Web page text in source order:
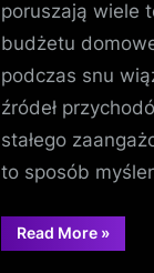
poruszają wiele
budżetu
podczas snu
źródeł
stałego
to sposób
Read More“Jak
»